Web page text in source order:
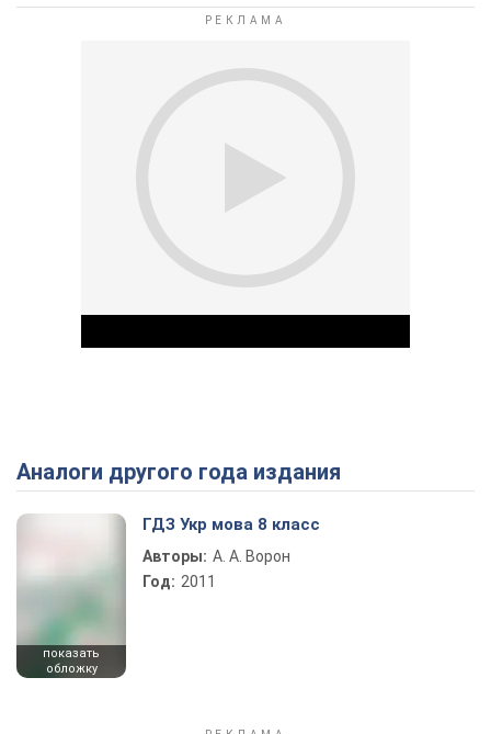
Play Video
Аналоги другого года издания
показать
обложку
ГДЗ Укр мова 8 класс
Авторы: А. А. Ворон
Год: 2011